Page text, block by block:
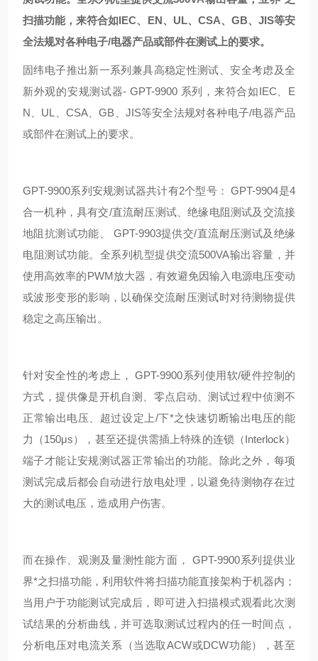
扫描功能，来符合如IEC、EN、UL、CSA、GB、JIS等安
全法规对各种电子/电器产品或部件在测试上的要求。
固纬电子推出新一系列兼具高稳定性测试、安全考虑及全
新外观的安规测试器- GPT-9900 系列，来符合如IEC、E
N、UL、CSA、GB、JIS等安全法规对各种电子/电器产品
或部件在测试上的要求。
GPT-9900系列安规测试器共计有2个型号： GPT-9904是4
合一机种，具有交/直流耐压测试、绝缘电阻测试及交流接
地阻抗测试功能、 GPT-9903提供交/直流耐压测试及绝缘
电阻测试功能。全系列机型提供交流500VA输出容量，并
使用高效率的PWM放大器，有效避免因输入电源电压变动
或波形变形的影响，以确保交流耐压测试时对待测物提供
稳定之高压输出。
针对安全性的考虑上， GPT-9900系列使用软/硬件控制的
方式，提供像是开机自测、零点启动、测试过程中侦测不
正常输出电压、超过设定上/下*之快速切断输出电压的能
力（150μs），甚至还提供需插上特殊的连锁（Interlock）
端子才能让安规测试器正常输出的功能。除此之外，每项
测试完成后都会自动进行放电处理，以避免待测物存在过
大的测试电压，造成用户伤害。
而在操作、观测及量测性能方面， GPT-9900系列提供业
界*之扫描功能，利用软件将扫描功能直接架构于机器内；
当用户于功能测试完成后，即可进入扫描模式观看此次测
试结果的分析曲线，并可选取测试过程内的任一时间点，
分析电压对电流关系（当选取ACW或DCW功能），甚至